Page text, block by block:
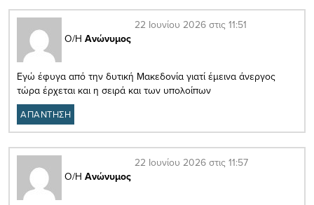
Ο/Η Ανώνυμος
22 Ιουνίου 2026 στις 11:51
Εγώ έφυγα από την δυτική Μακεδονία γιατί έμεινα άνεργος
τώρα έρχεται και η σειρά και των υπολοίπων
ΑΠΑΝΤΗΣΗ
Ο/Η Ανώνυμος
22 Ιουνίου 2026 στις 11:57